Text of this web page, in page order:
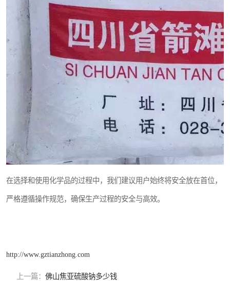
在选择和使用化学品的过程中，我们建议用户始终将安全放在首位，
严格遵循操作规范，确保生产过程的安全与高效。
http://www.gztianzhong.com
上一篇： 佛山焦亚硫酸钠多少钱